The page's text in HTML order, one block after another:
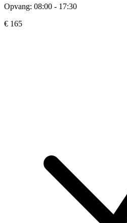
Opvang: 08:00 - 17:30
€ 165